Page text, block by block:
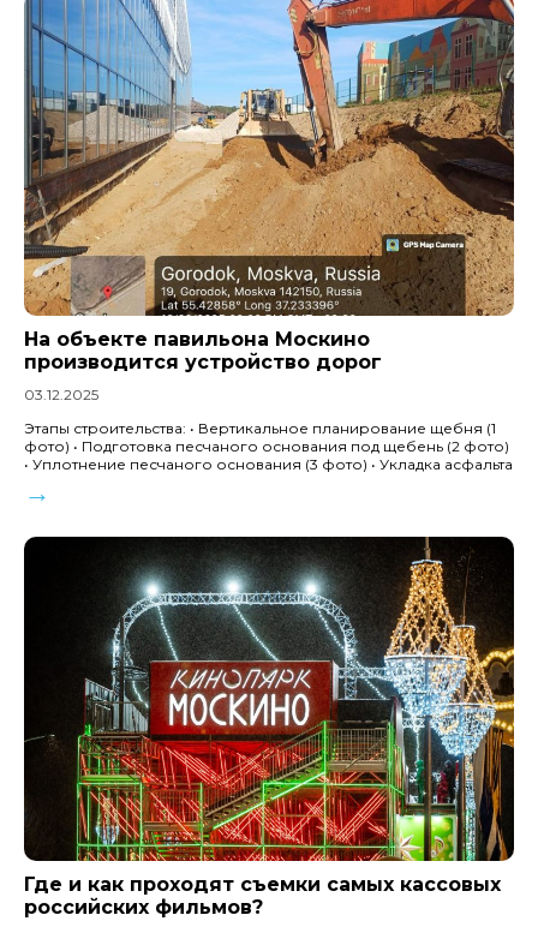
На объекте павильона Москино
производится устройство дорог
03.12.2025
Этапы строительства: • Вертикальное планирование щебня (1
фото) • Подготовка песчаного основания под щебень (2 фото)
• Уплотнение песчаного основания (3 фото) • Укладка асфальта
→
Где и как проходят съемки самых кассовых
российских фильмов?